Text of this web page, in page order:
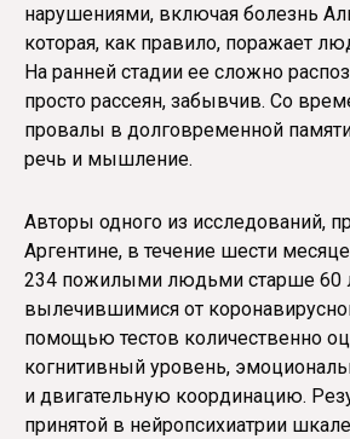
нарушениями, включая болезнь
которая, как правило, поражает
На ранней стадии ее сложно
просто рассеян, забывчив. Со
провалы в долговременной
речь и мышление.
Авторы одного из исследований,
Аргентине, в течение шести
234 пожилыми людьми старше 60
вылечившимися от
помощью тестов количественно
когнитивный уровень,
и двигательную координацию.
принятой в нейропсихиатрии